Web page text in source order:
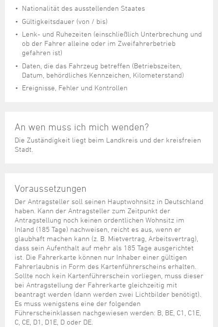
Veranstaltungsorte
Nationalität des ausstellenden Staates
Gültigkeitsdauer (von / bis)
Lenk- und Ruhezeiten (einschließlich Unterbrechung und
ob der Fahrer alleine oder im Zweifahrerbetrieb
gefahren ist)
Daten, die das Fahrzeug betreffen (Betriebszeiten,
Datum, behördliches Kennzeichen, Kilometerstand)
Ereignisse, Fehler und Kontrollen
An wen muss ich mich wenden?
Die Zuständigkeit liegt beim Landkreis und der kreisfreien
Stadt.
Voraussetzungen
Der Antragsteller soll seinen Hauptwohnsitz in Deutschland
haben. Kann der Antragsteller zum Zeitpunkt der
Antragstellung noch keinen ordentlichen Wohnsitz im
Inland (185 Tage) nachweisen, reicht es aus, wenn er
glaubhaft machen kann (z. B. Mietvertrag, Arbeitsvertrag),
dass sein Aufenthalt auf mehr als 185 Tage ausgerichtet
ist. Die Fahrerkarte können nur Inhaber einer gültigen
Fahrerlaubnis in Form des Kartenführerscheins erhalten.
Sollte noch kein Kartenführerschein vorliegen, muss dieser
bei Antragstellung der Fahrerkarte gleichzeitig mit
beantragt werden (dann werden zwei Lichtbilder benötigt).
Es muss wenigstens eine der folgenden
Führerscheinklassen nachgewiesen werden: B, BE, C1, C1E,
C, CE, D1, D1E, D oder DE.